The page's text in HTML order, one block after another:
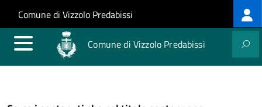
Salta al contenuto principale
Skip to site navigation
Comune di Vizzolo Predabissi
Comune di Vizzolo Predabissi